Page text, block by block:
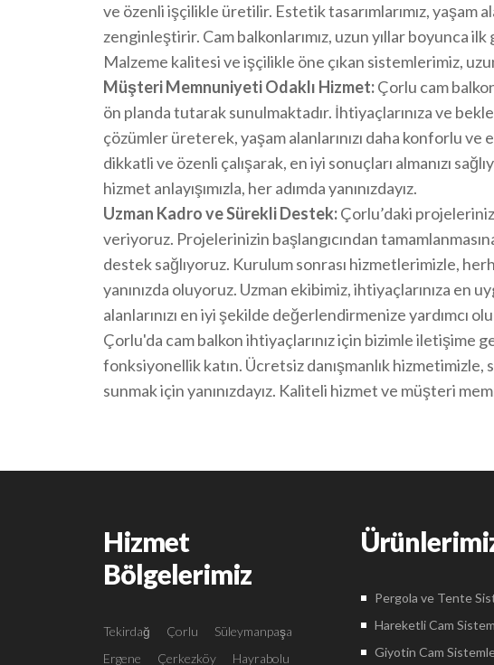
ve özenli işçilikle üretilir. Estetik tasarımlarımız, yaşam
zenginleştirir. Cam balkonlarımız, uzun yıllar boyunca ilk
Malzeme kalitesi ve işçilikle öne çıkan sistemlerimiz,
Müşteri Memnuniyeti Odaklı Hizmet:Çorlu cam
ön planda tutarak sunulmaktadır. İhtiyaçlarınıza ve
çözümler üreterek, yaşam alanlarınızı daha konforlu
dikkatli ve özenli çalışarak, en iyi sonuçları almanızı
hizmet anlayışımızla, her adımda yanınızdayız.
Uzman Kadro ve Sürekli Destek:Çorlu’daki
veriyoruz. Projelerinizin başlangıcından
destek sağlıyoruz. Kurulum sonrası hizmetlerimizle,
yanınızda oluyoruz. Uzman ekibimiz, ihtiyaçlarınıza en
alanlarınızı en iyi şekilde değerlendirmenize yardımcı
Çorlu'da cam balkon ihtiyaçlarınız için bizimle iletişime
fonksiyonellik katın. Ücretsiz danışmanlık
sunmak için yanınızdayız. Kaliteli hizmet ve müşteri
Hizmet
Bölgelerimiz
Tekirdağ Çorlu
Süleymanpaşa
Ergene
Çerkezköy Hayrabolu
Pergola ve Tente
Hareketli Cam
Giyotin Cam